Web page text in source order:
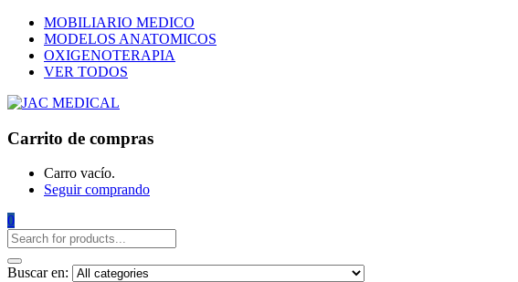
MOBILIARIO MEDICO
MODELOS ANATOMICOS
OXIGENOTERAPIA
VER TODOS
Carrito de compras
Carro vacío.
Seguir comprando
0
Buscar en: